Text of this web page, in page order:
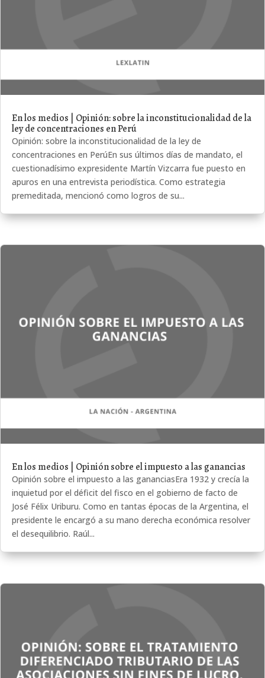
En los medios | Opinión: sobre la inconstitucionalidad de la
ley de concentraciones en Perú
Opinión: sobre la inconstitucionalidad de la ley de
concentraciones en PerúEn sus últimos días de mandato, el
cuestionadísimo expresidente Martín Vizcarra fue puesto en
apuros en una entrevista periodística. Como estrategia
premeditada, mencionó como logros de su...
En los medios | Opinión sobre el impuesto a las ganancias
Opinión sobre el impuesto a las gananciasEra 1932 y crecía la
inquietud por el déficit del fisco en el gobierno de facto de
José Félix Uriburu. Como en tantas épocas de la Argentina, el
presidente le encargó a su mano derecha económica resolver
el desequilibrio. Raúl...